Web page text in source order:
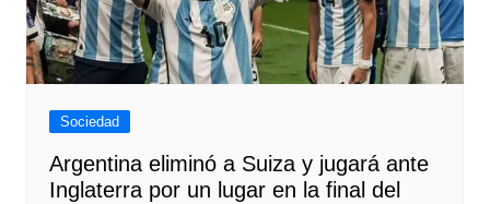
Sociedad
Argentina eliminó a Suiza y jugará ante
Inglaterra por un lugar en la final del